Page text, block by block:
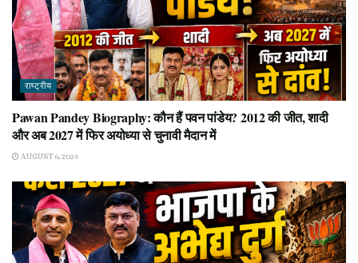
राष्ट्रीय
Pawan Pandey Biography: कौन हैं पवन पांडेय? 2012 की जीत, शादी
और अब 2027 में फिर अयोध्या से चुनावी मैदान में
AUGUST 6, 2026